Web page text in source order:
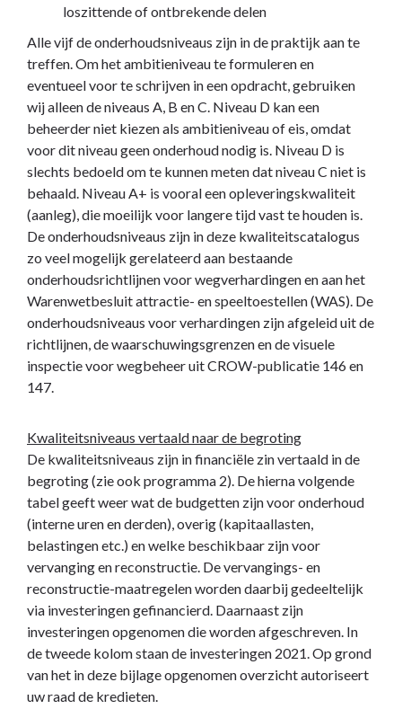
loszittende of ontbrekende delen
Alle vijf de onderhoudsniveaus zijn in de praktijk aan te
treffen. Om het ambitieniveau te formuleren en
eventueel voor te schrijven in een opdracht, gebruiken
wij alleen de niveaus A, B en C. Niveau D kan een
beheerder niet kiezen als ambitieniveau of eis, omdat
voor dit niveau geen onderhoud nodig is. Niveau D is
slechts bedoeld om te kunnen meten dat niveau C niet is
behaald. Niveau A+ is vooral een opleveringskwaliteit
(aanleg), die moeilijk voor langere tijd vast te houden is.
De onderhoudsniveaus zijn in deze kwaliteitscatalogus
zo veel mogelijk gerelateerd aan bestaande
onderhoudsrichtlijnen voor wegverhardingen en aan het
Warenwetbesluit attractie- en speeltoestellen (WAS). De
onderhoudsniveaus voor verhardingen zijn afgeleid uit de
richtlijnen, de waarschuwingsgrenzen en de visuele
inspectie voor wegbeheer uit CROW-publicatie 146 en
147.
Kwaliteitsniveaus vertaald naar de begroting
De kwaliteitsniveaus zijn in financiële zin vertaald in de
begroting (zie ook programma 2). De hierna volgende
tabel geeft weer wat de budgetten zijn voor onderhoud
(interne uren en derden), overig (kapitaallasten,
belastingen etc.) en welke beschikbaar zijn voor
vervanging en reconstructie. De vervangings- en
reconstructie-maatregelen worden daarbij gedeeltelijk
via investeringen gefinancierd. Daarnaast zijn
investeringen opgenomen die worden afgeschreven. In
de tweede kolom staan de investeringen 2021. Op grond
van het in deze bijlage opgenomen overzicht autoriseert
uw raad de kredieten.